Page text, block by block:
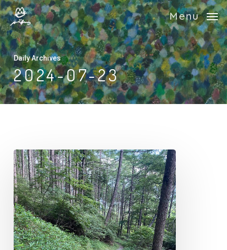
Skip
to
main
content
Menu
Daily Archives
2024-07-23
八
ヶ
岳
散
策